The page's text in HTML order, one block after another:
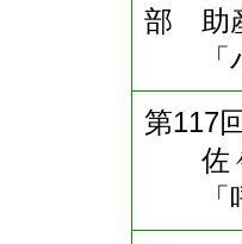
部 助
「バ
第117
佐々
「呼